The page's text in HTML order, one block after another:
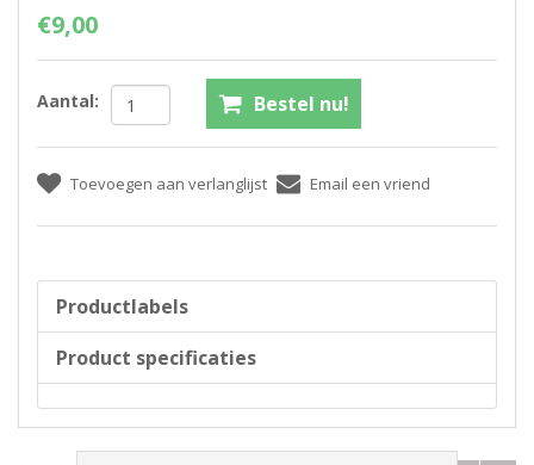
€9,00
Aantal: Bestel nu!
Toevoegen aan verlanglijst Email een vriend
Productlabels
Product specificaties